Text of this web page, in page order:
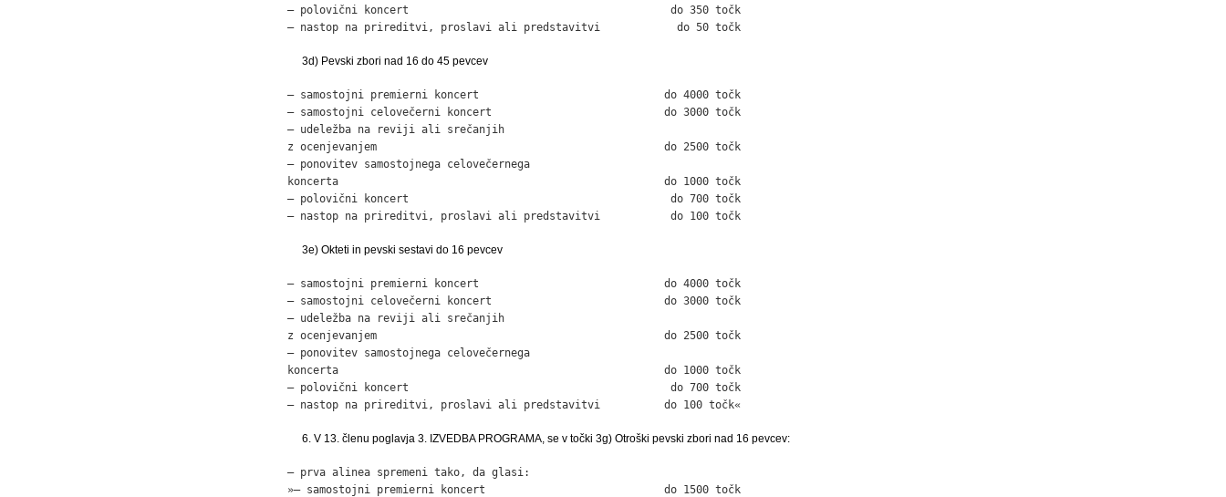
– polovični koncert                                         do 350 točk
– nastop na prireditvi, proslavi ali predstavitvi            do 50 točk
3d) Pevski zbori nad 16 do 45 pevcev
– samostojni premierni koncert                             do 4000 točk
– samostojni celovečerni koncert                           do 3000 točk
– udeležba na reviji ali srečanjih
z ocenjevanjem                                             do 2500 točk
– ponovitev samostojnega celovečernega
koncerta                                                   do 1000 točk
– polovični koncert                                         do 700 točk
– nastop na prireditvi, proslavi ali predstavitvi           do 100 točk
3e) Okteti in pevski sestavi do 16 pevcev
– samostojni premierni koncert                             do 4000 točk
– samostojni celovečerni koncert                           do 3000 točk
– udeležba na reviji ali srečanjih
z ocenjevanjem                                             do 2500 točk
– ponovitev samostojnega celovečernega
koncerta                                                   do 1000 točk
– polovični koncert                                         do 700 točk
– nastop na prireditvi, proslavi ali predstavitvi          do 100 točk«
6. V 13. členu poglavja 3. IZVEDBA PROGRAMA, se v točki 3g) Otroški pevski zbori nad 16 pevcev:
– prva alinea spremeni tako, da glasi:
»– samostojni premierni koncert                            do 1500 točk